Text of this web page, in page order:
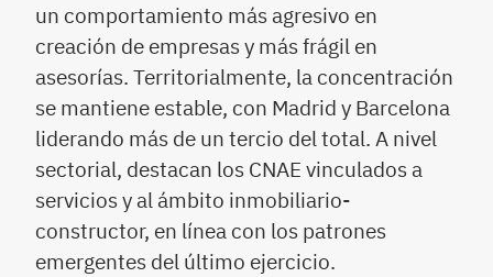
un comportamiento más agresivo en
creación de empresas y más frágil en
asesorías. Territorialmente, la concentración
se mantiene estable, con Madrid y Barcelona
liderando más de un tercio del total. A nivel
sectorial, destacan los CNAE vinculados a
servicios y al ámbito inmobiliario-
constructor, en línea con los patrones
emergentes del último ejercicio.